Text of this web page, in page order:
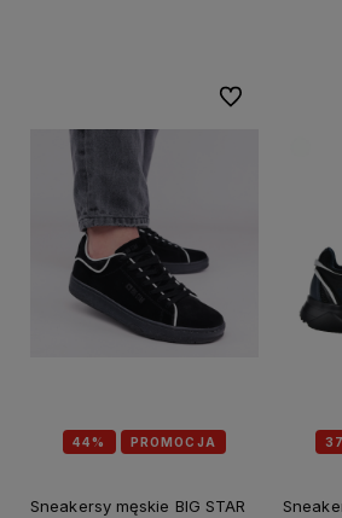
44% PROMOCJA
Sneakersy męskie BIG STAR
Do ulubionych